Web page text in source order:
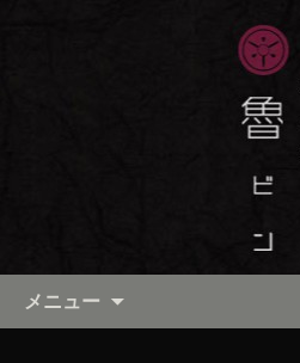
京都・先斗町の
「魯ビン（ろび
京都・先斗町の京町
の京料理・和食が自
びん）」がお店か
料理について最新情
メニュー